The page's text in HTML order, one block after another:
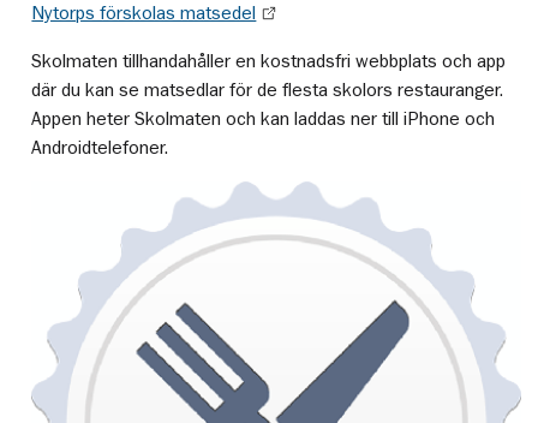
Nytorps förskolas matsedel
Skolmaten tillhandahåller en kostnadsfri webbplats och app
där du kan se matsedlar för de flesta skolors restauranger.
Appen heter Skolmaten och kan laddas ner till iPhone och
Androidtelefoner.